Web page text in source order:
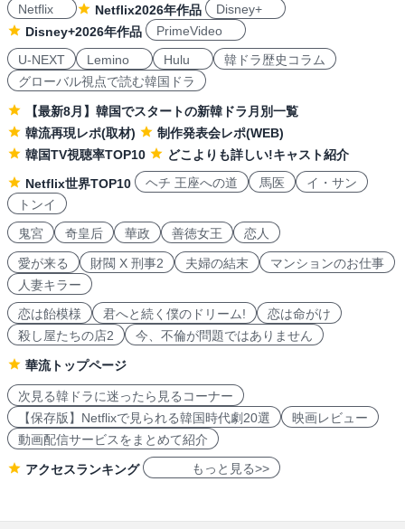
Netflix
Netflix2026年作品
Disney+
Disney+2026年作品
PrimeVideo
U-NEXT
Lemino Hulu
韓ドラ歴史コラム
グローバル視点で読む韓国ドラ
【最新8月】韓国でスタートの新韓ドラ月別一覧
韓流再現レポ(取材)
制作発表会レポ(WEB)
韓国TV視聴率TOP10
どこよりも詳しい!キャスト紹介
Netflix世界TOP10
ヘチ 王座への道 馬医
イ・サン
トンイ
鬼宮
奇皇后 華政 善徳女王 恋人
愛が来る 財閥 X 刑事2 夫婦の結末
マンションのお仕事
人妻キラー
恋は飴模様
君へと続く僕のドリーム!
恋は命がけ
殺し屋たちの店2
今、不倫が問題ではありません
華流トップページ
次見る韓ドラに迷ったら見るコーナー
【保存版】Netflixで見られる韓国時代劇20選
映画レビュー
動画配信サービスをまとめて紹介
アクセスランキング もっと見る>>